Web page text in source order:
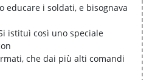
educare i soldati, e bisognava
istituì così uno speciale
che dai più alti comandi